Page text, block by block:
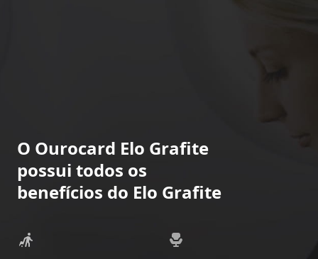
O Ourocard Elo Grafite
possui todos os
benefícios do Elo Grafite